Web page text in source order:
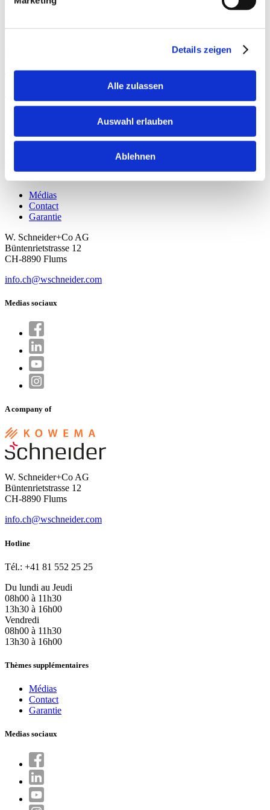
Details zeigen
Alle zulassen
Auswahl erlauben
Ablehnen
Tél.: +41 81 552 25 25
13h30 à 16h00
13h30 à 16h00
Médias
Contact
Garantie
W. Schneider+Co AG
Büntenrietstrasse 12
CH-8890 Flums
info.ch@wschneider.com
Medias sociaux
A company of
W. Schneider+Co AG
Büntenrietstrasse 12
CH-8890 Flums
info.ch@wschneider.com
Hotline
Tél.: +41 81 552 25 25
Du lundi au Jeudi
08h00 à 11h30
13h30 à 16h00
Vendredi
08h00 à 11h30
13h30 à 16h00
Thèmes supplémentaires
Médias
Contact
Garantie
Medias sociaux